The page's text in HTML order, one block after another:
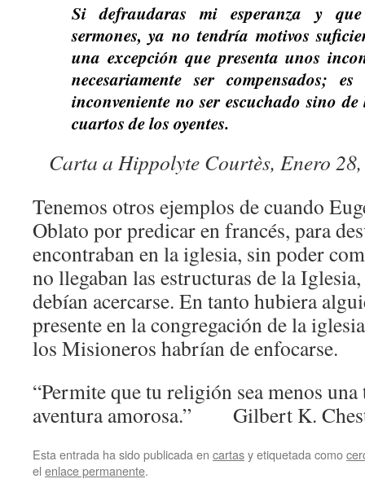
Si defraudaras mi esperanza y
sermones, ya no tendría motivos
una excepción que presenta unos
necesariamente ser compensados;
inconveniente no ser escuchado sino
cuartos de los oyentes.
Carta a Hippolyte Courtès, Enero
Tenemos otros ejemplos de cuando
Oblato por predicar en francés, para
encontraban en la iglesia, sin poder
no llegaban las estructuras de la
debían acercarse. En tanto hubiera
presente en la congregación de la
los Misioneros habrían de enfocarse.
“Permite que tu religión sea menos
aventura amorosa.” Gilbert K.
Esta entrada ha sido publicada en cartasy etiquetada como
el enlace permanente.